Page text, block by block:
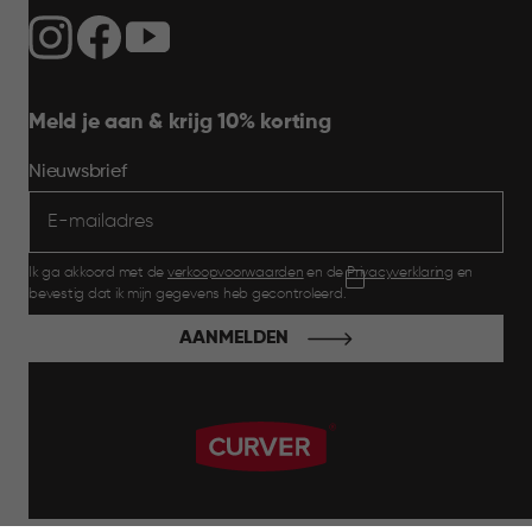
Meld je aan & krijg 10% korting
Nieuwsbrief
Ik ga akkoord met de verkoopvoorwaarden en dePrivacyverklaring en
bevestig dat ik mijn gegevens heb gecontroleerd.
AANMELDEN